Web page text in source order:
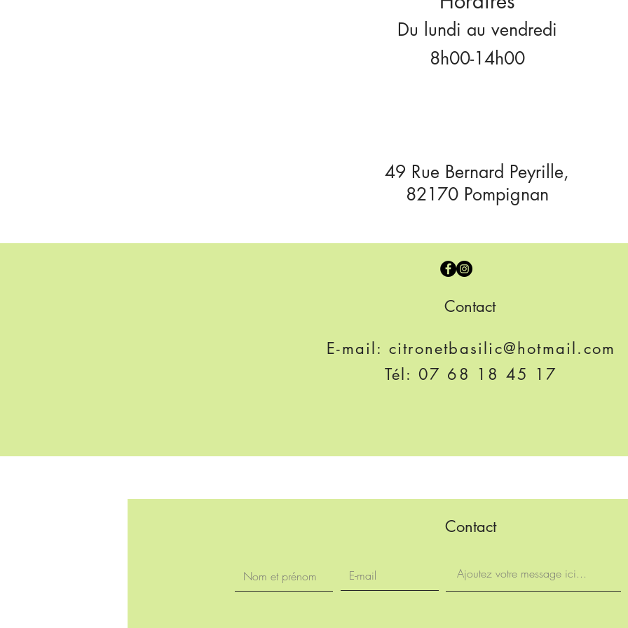
Du lundi au vendredi
8h00-14h00
49 Rue Bernard Peyrille,
82170 Pompignan
Contact
E-mail: citronetbasilic@hotmail.com
Tél: 07 68 18 45 17
Contact